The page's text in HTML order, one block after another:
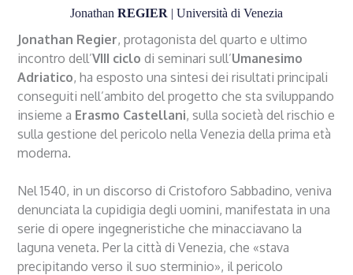
Jonathan REGIER | Università di Venezia
Jonathan Regier, protagonista del quarto e ultimo
incontro dell’VIII ciclo di seminari sull’Umanesimo
Adriatico, ha esposto una sintesi dei risultati principali
conseguiti nell’ambito del progetto che sta sviluppando
insieme a Erasmo Castellani, sulla società del rischio e
sulla gestione del pericolo nella Venezia della prima età
moderna.
Nel 1540, in un discorso di Cristoforo Sabbadino, veniva
denunciata la cupidigia degli uomini, manifestata in una
serie di opere ingegneristiche che minacciavano la
laguna veneta. Per la città di Venezia, che «stava
precipitando verso il suo sterminio», il pericolo